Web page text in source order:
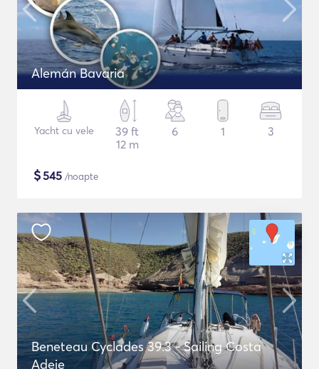
Alemán Bavaria
Yacht cu vele
39 ft
12 m
6 1 3
$545 /noapte
Beneteau Cyclades 39.3 - Sailing Costa
Adeje